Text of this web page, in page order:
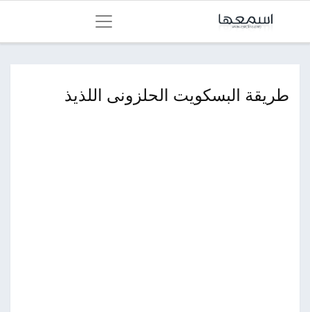
طريقة البسكويت الحلزونى اللذيذ